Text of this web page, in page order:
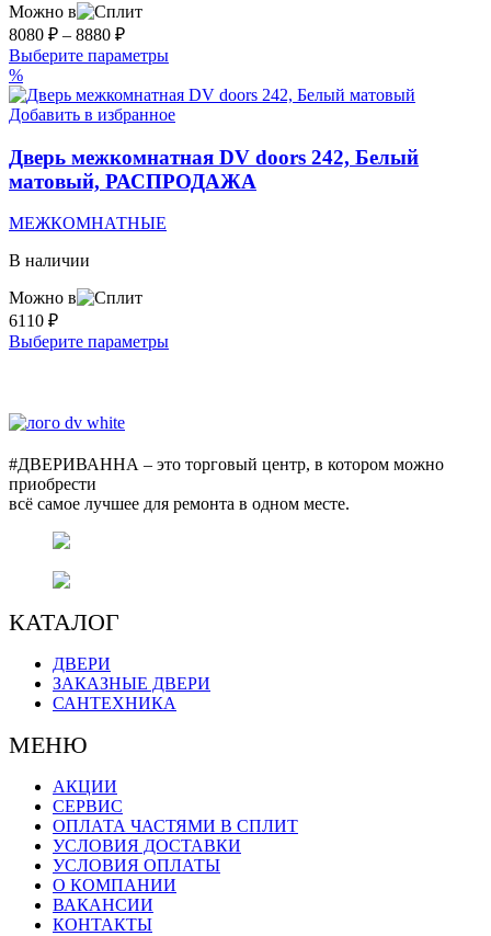
Можно в
8080 ₽ – 8880 ₽Диапазон
цен:
–
8880 ₽
Выберите параметрыЭтот
имеет
несколько
Опции
можно
выбрать
%
Добавить в избранное
Дверь межкомнатная DV doors 242, Белый
матовый, РАСПРОДАЖА
МЕЖКОМНАТНЫЕ
В наличии
Можно в
6110 ₽
Выберите параметрыЭтот
можно
выбрать
на
странице
#ДВЕРИВАННА – это торговый центр, в котором можно
приобрести
всё самое лучшее для ремонта в одном месте.
КАТАЛОГ
ДВЕРИ
ЗАКАЗНЫЕ ДВЕРИ
САНТЕХНИКА
МЕНЮ
АКЦИИ
СЕРВИС
ОПЛАТА ЧАСТЯМИ В СПЛИТ
УСЛОВИЯ ДОСТАВКИ
УСЛОВИЯ ОПЛАТЫ
О КОМПАНИИ
ВАКАНСИИ
КОНТАКТЫ